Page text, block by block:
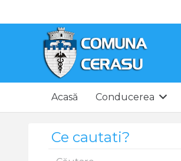
Acasă Conducerea
Ce cautati?